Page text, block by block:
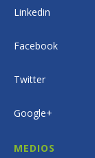
Linkedin
Facebook
Twitter
Google+
MEDIOS